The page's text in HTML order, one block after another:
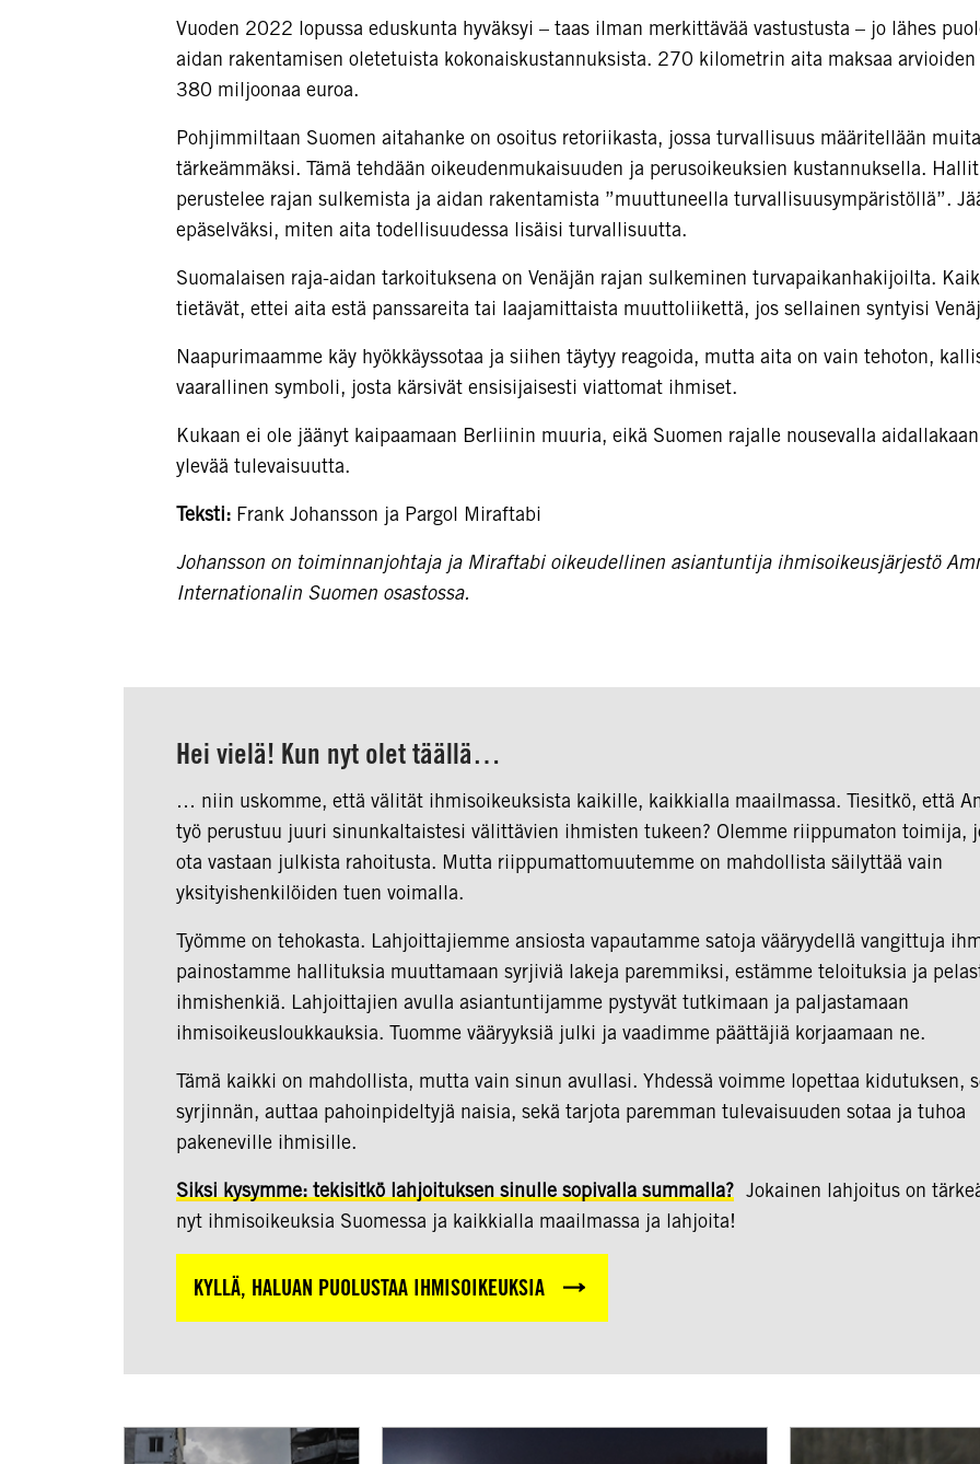
Vuoden 2022 lopussa eduskunta hyväksyi – taas ilman merkittävää vastustusta – jo lähes
aidan rakentamisen oletetuista kokonaiskustannuksista. 270 kilometrin aita maksaa arvioiden
380 miljoonaa euroa.
Pohjimmiltaan Suomen aitahanke on osoitus retoriikasta, jossa turvallisuus määritellään
tärkeämmäksi. Tämä tehdään oikeudenmukaisuuden ja perusoikeuksien kustannuksella.
perustelee rajan sulkemista ja aidan rakentamista ”muuttuneella turvallisuusympäristöllä”.
epäselväksi, miten aita todellisuudessa lisäisi turvallisuutta.
Suomalaisen raja-aidan tarkoituksena on Venäjän rajan sulkeminen turvapaikanhakijoilta.
tietävät, ettei aita estä panssareita tai laajamittaista muuttoliikettä, jos sellainen syntyisi
Naapurimaamme käy hyökkäyssotaa ja siihen täytyy reagoida, mutta aita on vain tehoton,
vaarallinen symboli, josta kärsivät ensisijaisesti viattomat ihmiset.
Kukaan ei ole jäänyt kaipaamaan Berliinin muuria, eikä Suomen rajalle nousevalla
ylevää tulevaisuutta.
Teksti: Frank Johansson ja Pargol Miraftabi
Johansson on toiminnanjohtaja ja Miraftabi oikeudellinen asiantuntija ihmisoikeusjärjestö
Internationalin Suomen osastossa.
Hei vielä! Kun nyt olet täällä…
… niin uskomme, että välität ihmisoikeuksista kaikille, kaikkialla maailmassa. Tiesitkö, että
työ perustuu juuri sinunkaltaistesi välittävien ihmisten tukeen? Olemme riippumaton toimija,
ota vastaan julkista rahoitusta. Mutta riippumattomuutemme on mahdollista säilyttää vain
yksityishenkilöiden tuen voimalla.
Työmme on tehokasta. Lahjoittajiemme ansiosta vapautamme satoja vääryydellä vangittuja
painostamme hallituksia muuttamaan syrjiviä lakeja paremmiksi, estämme teloituksia ja
ihmishenkiä. Lahjoittajien avulla asiantuntijamme pystyvät tutkimaan ja paljastamaan
ihmisoikeusloukkauksia. Tuomme vääryyksiä julki ja vaadimme päättäjiä korjaamaan ne.
Tämä kaikki on mahdollista, mutta vain sinun avullasi. Yhdessä voimme lopettaa kidutuksen,
syrjinnän, auttaa pahoinpideltyjä naisia, sekä tarjota paremman tulevaisuuden sotaa ja tuhoa
pakeneville ihmisille.
Siksi kysymme: tekisitkö lahjoituksen sinulle sopivalla summalla? Jokainen lahjoitus on
nyt ihmisoikeuksia Suomessa ja kaikkialla maailmassa ja lahjoita!
KYLLÄ, HALUAN PUOLUSTAA IHMISOIKEUKSIA
Venäjän